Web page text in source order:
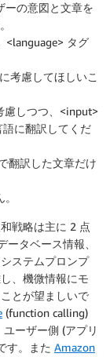
ーの意図と文章を
<language> タグ
考慮してほしいこ
慮しつつ、<input>
に翻訳してくだ
翻訳した文章だけ
戦略は主に 2 点
タベース情報、
ステムプロンプ
、機微情報にモ
とが望ましいで
(function calling)
ーザー側 (アプリ
す。また Amazon